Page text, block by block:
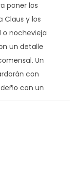
poner los
Claus y los
o nochevieja
un detalle
Un
con
con un